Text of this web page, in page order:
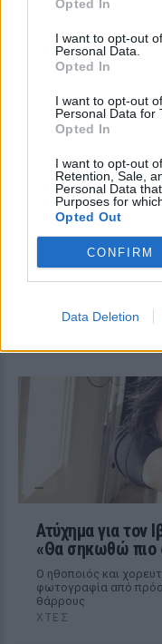
Opted In
I want to opt-out
Personal Data.
Opted In
I want to opt-out
Personal Data for
Opted In
I want to opt-out
Retention, Sale,
Personal Data
Purposes for
Opted Out
CONFIRM
Data Deletion
Ατύχημα για τον
«Θα σηκωθώ πιο
Ο ηθοποιός και
φωτογραφία από
θάρρους
ΧΤΕΣ